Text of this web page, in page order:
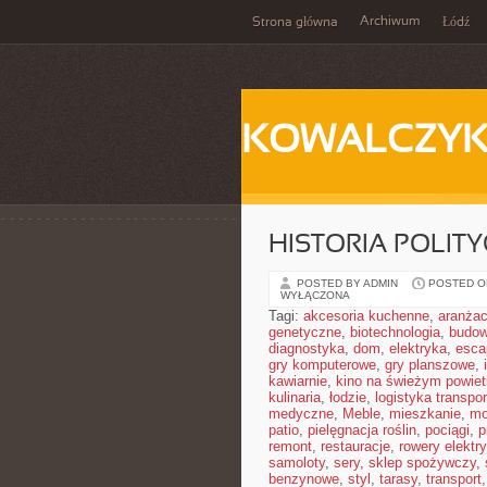
Strona główna Archiwum Łódź
HISTORIA
POSTED BY ADMIN POSTED
WYŁĄCZONA
Tagi: akcesoria kuchenne,
genetyczne, biotechnologia,
diagnostyka, dom, elektryka,
gry komputerowe, gry planszowe,
kawiarnie, kino na świeżym
kulinaria, łodzie, logistyka
medyczne, Meble, mieszkanie,
patio, pielęgnacja roślin, pociągi,
remont, restauracje, rowery
samoloty, sery, sklep spożywczy,
benzynowe, styl , tarasy, transport,